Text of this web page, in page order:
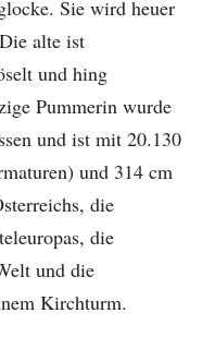
Sie wird heuer
alte ist
und hing
Pummerin wurde
und ist mit 20.130
und 314 cm
die
die
und die
Kirchturm.